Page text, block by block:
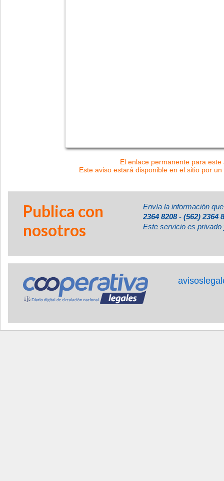
El enlace permanente para
Este aviso estará disponible en el sitio por
Publica con
nosotros
Envía la información
2364 8208 - (562) 2364
Este servicio es privado